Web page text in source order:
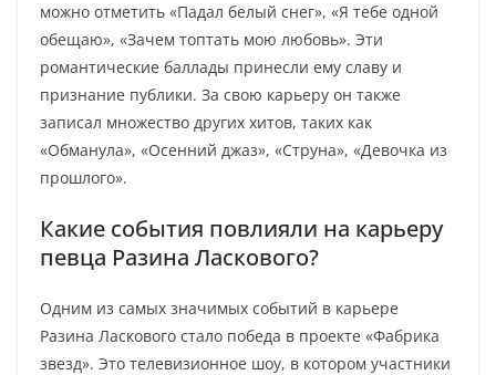
можно отметить «Падал белый снег», «Я тебе одной
обещаю», «Зачем топтать мою любовь». Эти
романтические баллады принесли ему славу и
признание публики. За свою карьеру он также
записал множество других хитов, таких как
«Обманула», «Осенний джаз», «Струна», «Девочка из
прошлого».
Какие события повлияли на карьеру
певца Разина Ласкового?
Одним из самых значимых событий в карьере
Разина Ласкового стало победа в проекте «Фабрика
звезд». Это телевизионное шоу, в котором участники